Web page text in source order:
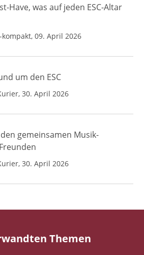
Have, was auf jeden ESC-Altar
kompakt, 09. April 2026
um den ESC
30. April 2026
gemeinsamen Musik-
30. April 2026
Themen